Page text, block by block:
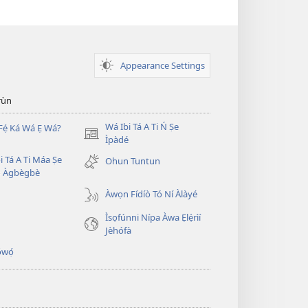
Appearance Settings
Ká Wá Ẹ Wá?
Wá Ibi Tá A Ti Ń Ṣe
Ìpàdé
(opens
new
window)
Tá A Ti Máa Ṣe
Àgbègbè
Ohun Tuntun
Àwọn Fídíò Tó Ní Àlàyé
Ìsọfúnni Nípa Àwa Ẹlẹ́rìí
Jèhófà